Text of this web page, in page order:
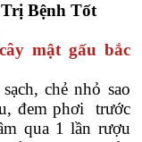
Bệnh Tốt
mật gấu bắc
chẻ nhỏ sao
đem phơi trước
qua 1 lần rượu